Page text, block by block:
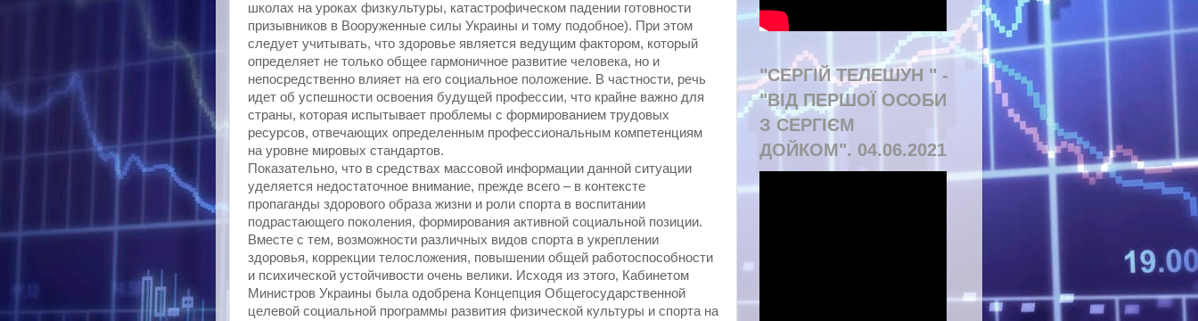
школах на уроках физкультуры, катастрофическом падении готовности
призывников в Вооруженные силы Украины и тому подобное). При этом
следует учитывать, что здоровье является ведущим фактором, который
определяет не только общее гармоничное развитие человека, но и
непосредственно влияет на его социальное положение. В частности, речь
идет об успешности освоения будущей профессии, что крайне важно для
страны, которая испытывает проблемы с формированием трудовых
ресурсов, отвечающих определенным профессиональным компетенциям
на уровне мировых стандартов.
Показательно, что в средствах массовой информации данной ситуации
уделяется недостаточное внимание, прежде всего – в контексте
пропаганды здорового образа жизни и роли спорта в воспитании
подрастающего поколения, формирования активной социальной позиции.
Вместе с тем, возможности различных видов спорта в укреплении
здоровья, коррекции телосложения, повышении общей работоспособности
и психической устойчивости очень велики. Исходя из этого, Кабинетом
Министров Украины была одобрена Концепция Общегосударственной
целевой социальной программы развития физической культуры и спорта на
"СЕРГІЙ ТЕЛЕШУН " -
"ВІД ПЕРШОЇ ОСОБИ
З СЕРГІЄМ
ДОЙКОМ". 04.06.2021